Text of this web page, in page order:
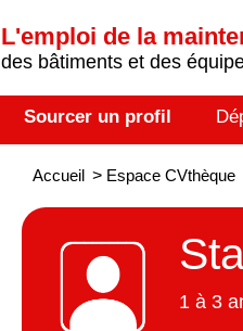
L'emploi de la
des bâtiments et des
Sourcer un profil
Accueil > Espace CVthèque
1 à 3